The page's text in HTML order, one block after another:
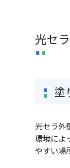
光セ
塗
光セラ外
環境によ
やすい場